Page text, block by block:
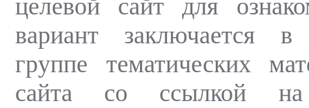
целевой сайт для
вариант заключается
группе тематических
сайта со ссылкой